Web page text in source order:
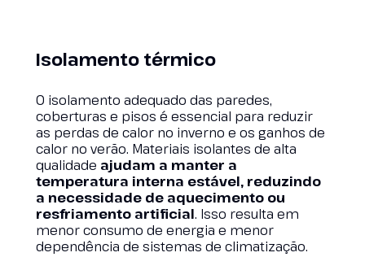
Isolamento térmico
O isolamento adequado das paredes,
coberturas e pisos é essencial para reduzir
as perdas de calor no inverno e os ganhos de
calor no verão. Materiais isolantes de alta
qualidade ajudam a manter a
temperatura interna estável, reduzindo
a necessidade de aquecimento ou
resfriamento artificial. Isso resulta em
menor consumo de energia e menor
dependência de sistemas de climatização.